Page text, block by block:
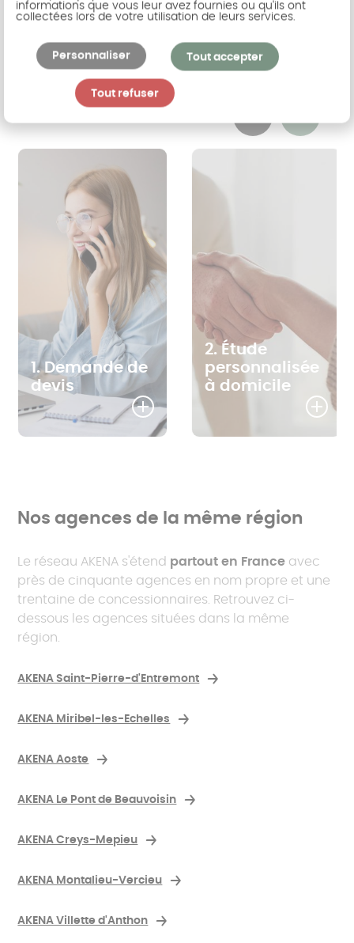
Retrouvez ici les étapes de votre futur projet avec
AKENA.
PreviousSuivant
1. Demande de
devis
2. Étude
personnalisée
à domicile
Nos agences de la même région
Le réseau AKENA s'étend partout en France avec
près de cinquante agences en nom propre et une
trentaine de concessionnaires. Retrouvez ci-
dessous les agences situées dans la même
région.
AKENA Saint-Pierre-d'Entremont
AKENA Miribel-les-Echelles
AKENA Aoste
AKENA Le Pont de Beauvoisin
AKENA Creys-Mepieu
AKENA Montalieu-Vercieu
AKENA Villette d'Anthon
informations que vous leur avez fournies ou qu'ils ont
collectées lors de votre utilisation de leurs services.
Tout accepter
Tout refuser
Personnaliser